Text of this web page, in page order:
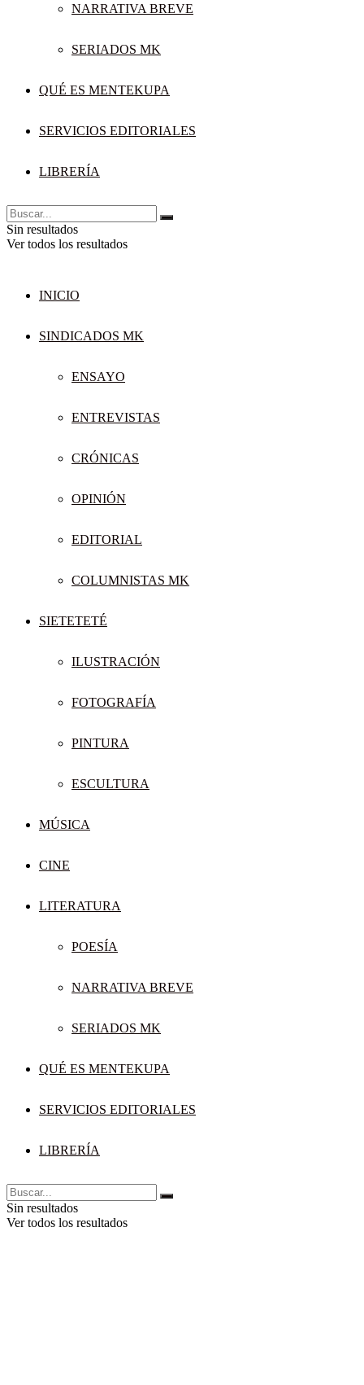
NARRATIVA BREVE
SERIADOS MK
QUÉ ES MENTEKUPA
SERVICIOS EDITORIALES
LIBRERÍA
Sin resultados
Ver todos los resultados
INICIO
SINDICADOS MK
ENSAYO
ENTREVISTAS
CRÓNICAS
OPINIÓN
EDITORIAL
COLUMNISTAS MK
SIETETETÉ
ILUSTRACIÓN
FOTOGRAFÍA
PINTURA
ESCULTURA
MÚSICA
CINE
LITERATURA
POESÍA
NARRATIVA BREVE
SERIADOS MK
QUÉ ES MENTEKUPA
SERVICIOS EDITORIALES
LIBRERÍA
Sin resultados
Ver todos los resultados